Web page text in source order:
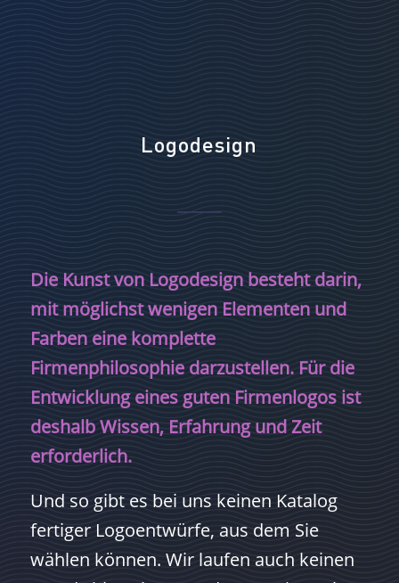
Logodesign
Die Kunst von Logodesign besteht darin,
mit möglichst wenigen Elementen und
Farben eine komplette
Firmenphilosophie darzustellen. Für die
Entwicklung eines guten Firmenlogos ist
deshalb Wissen, Erfahrung und Zeit
erforderlich.
Und so gibt es bei uns keinen Katalog
fertiger Logoentwürfe, aus dem Sie
wählen können. Wir laufen auch keinen